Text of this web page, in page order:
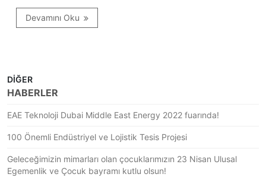
Devamını Oku
DİĞER
HABERLER
EAE Teknoloji Dubai Middle East Energy 2022 fuarında!
100 Önemli Endüstriyel ve Lojistik Tesis Projesi
Geleceğimizin mimarları olan çocuklarımızın 23 Nisan Ulusal
Egemenlik ve Çocuk bayramı kutlu olsun!